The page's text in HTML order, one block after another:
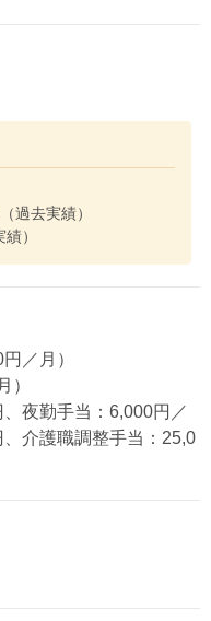
過去実績）
）
／月）
）
夜勤手当：6,000円／
介護職調整手当：25,0